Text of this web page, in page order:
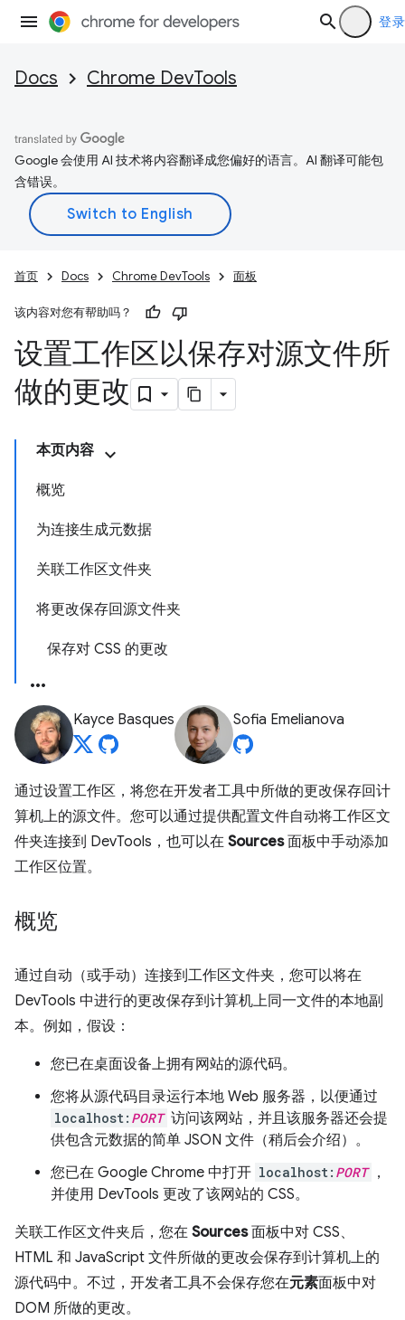
登录
Docs Chrome DevTools
Google 会使用 AI 技术将内容翻译成您偏好的语言。AI 翻译可能包
含错误。
首页 Docs Chrome DevTools 面板
该内容对您有帮助吗？
设置工作区以保存对源文件所
做的更改
本页内容
概览
为连接生成元数据
关联工作区文件夹
将更改保存回源文件夹
保存对 CSS 的更改
Kayce Basques Sofia Emelianova
通过设置工作区，将您在开发者工具中所做的更改保存回计
算机上的源文件。您可以通过提供配置文件自动将工作区文
件夹连接到 DevTools，也可以在 Sources面板中手动添加
工作区位置。
概览
通过自动（或手动）连接到工作区文件夹，您可以将在
DevTools 中进行的更改保存到计算机上同一文件的本地副
本。例如，假设：
您已在桌面设备上拥有网站的源代码。
您将从源代码目录运行本地 Web 服务器，以便通过
localhost: PORT 访问该网站，并且该服务器还会提
供包含元数据的简单 JSON 文件（稍后会介绍）。
您已在 Google Chrome 中打开 localhost: PORT ，
并使用 DevTools 更改了该网站的 CSS。
关联工作区文件夹后，您在 Sources面板中对 CSS、
HTML 和 JavaScript 文件所做的更改会保存到计算机上的
源代码中。不过，开发者工具不会保存您在元素面板中对
DOM 所做的更改。